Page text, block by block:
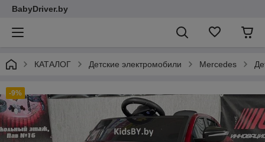
BabyDriver.by
КАТАЛОГ Детские электромобили Mercedes
-9%